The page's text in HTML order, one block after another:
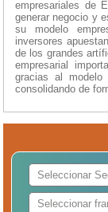
empresariales de
generar negocio y
su modelo
inversores
de los grandes
empresarial
gracias al
consolidando de